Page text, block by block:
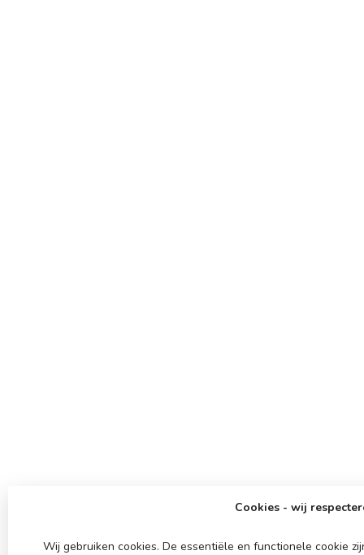
Cookies - wij
Wij gebruiken cookies. De essentiële en functionele cookie